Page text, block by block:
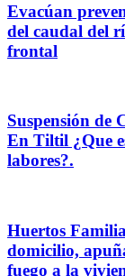
Evacúan
del caudal del
frontal
Suspensión de
En Tiltil ¿Que
labores?.
Huertos
domicilio,
fuego a la